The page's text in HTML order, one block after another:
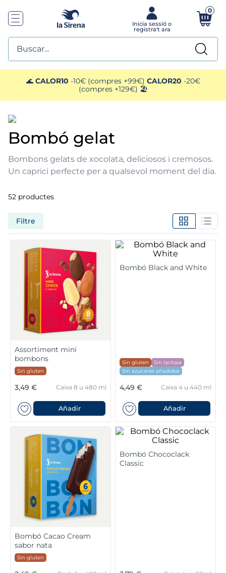
0
Buscar...
🌊 CALOR10 -10€ (compres +99€) CALOR20 -20€
(compres +129€) 🏖️
bombó gelat
Bombons gelats de xocolata, deliciosos i cremosos.
Un caprici perfecte per a qualsevol moment del dia.
52 productes
Filtre
Assortiment mini
bombons
Sin gluten
3,49 € Caixa 8 u 480 ml
Añadir
Bombó Black and White
Sin gluten
Sin lactosa
Sin azucares añadidos
4,49 € Caixa 4 u 440 ml
Añadir
Bombó Cacao Cream
sabor nata
Sin gluten
Bombó Chococlack
Classic
TOP SEARCHES
1. gambas
4 . mango
5. menus
cigalas
gelats sirena
calamar sirena
salmó premium
tarrina helado